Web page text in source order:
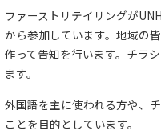
ファーストリテイリングが
から参加しています。地域の
作って告知を行います。チラ
ます。
外国語を主に使われる方や、
ことを目的としています。